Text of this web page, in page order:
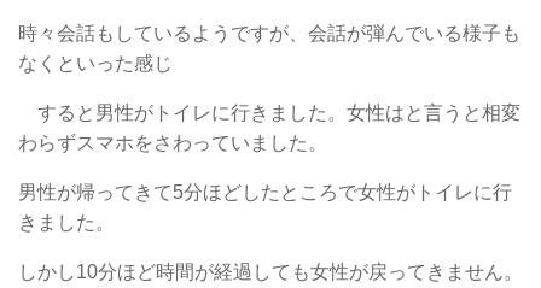
時々会話もしているようですが、会話が弾んでいる様子も
なくといった感じ
すると男性がトイレに行きました。女性はと言うと相変
わらずスマホをさわっていました。
男性が帰ってきて5分ほどしたところで女性がトイレに行
きました。
しかし10分ほど時間が経過しても女性が戻ってきません。